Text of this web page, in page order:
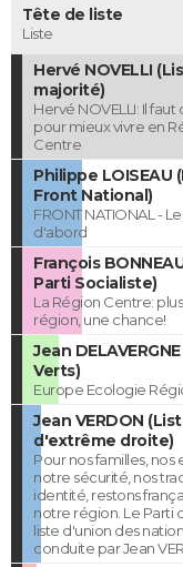
Tête de liste
Liste
Hervé NOVELLI
majorité)
Hervé NOVELLI: Il
pour mieux vivre en
Centre
Philippe LOISEAU
Front National)
FRONT NATIONAL -
d'abord
François
Parti Socialiste)
La Région Centre:
région, une chance!
Jean
Verts)
Europe Ecologie
Jean VERDON
d'extrême droite)
Pour nos familles, nos
notre sécurité, nos
identité, restons
notre région. Le Parti
liste d'union des
conduite par Jean